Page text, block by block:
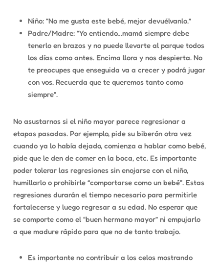
Niño: “No me gusta este bebé, mejor devuélvanlo.”
Padre/Madre: “Yo entiendo…mamá siempre debe
tenerlo en brazos y no puede llevarte al parque todos
los días como antes. Encima llora y nos despierta. No
te preocupes que enseguida va a crecer y podrá jugar
con vos. Recuerda que te queremos tanto como
siempre”.
No asustarnos si el niño mayor parece regresionar a
etapas pasadas. Por ejemplo, pide su biberón otra vez
cuando ya lo había dejado, comienza a hablar como bebé,
pide que le den de comer en la boca, etc. Es importante
poder tolerar las regresiones sin enojarse con el niño,
humillarlo o prohibirle “comportarse como un bebé”. Estas
regresiones durarán el tiempo necesario para permitirle
fortalecerse y luego regresar a su edad. No esperar que
se comporte como el “buen hermano mayor” ni empujarlo
a que madure rápido para que no de tanto trabajo.
Es importante no contribuir a los celos mostrando